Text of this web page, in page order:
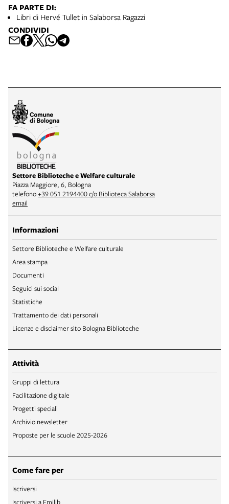
FA PARTE DI:
Libri di Hervé Tullet in Salaborsa Ragazzi
CONDIVIDI
Settore Biblioteche e Welfare culturale
Piazza Maggiore, 6, Bologna
telefono+39 051 2194400 c/o Biblioteca Salaborsa
email
Informazioni
Settore Biblioteche e Welfare culturale
Area stampa
Documenti
Seguici sui social
Statistiche
Trattamento dei dati personali
Licenze e disclaimer sito Bologna Biblioteche
Attività
Gruppi di lettura
Facilitazione digitale
Progetti speciali
Archivio newsletter
Proposte per le scuole 2025-2026
Come fare per
Iscriversi
Iscriversi a Emilib